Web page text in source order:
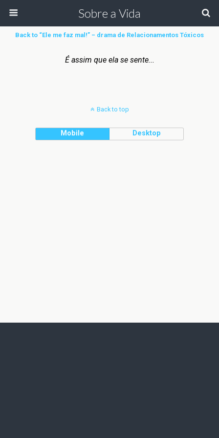
Sobre a Vida
Back to “Ele me faz mal!” – drama de Relacionamentos Tóxicos
É assim que ela se sente...
Back to top
Mobile Desktop